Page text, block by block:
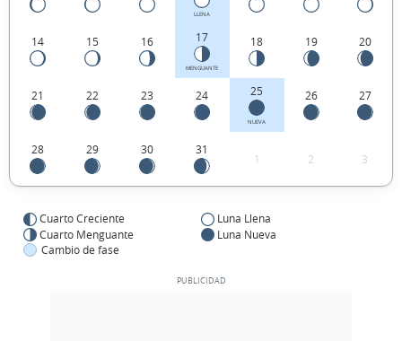
LLENA
14 15 16 17
MENGUANTE
18 19 20
21 22 23 24 25
NUEVA
26 27
28 29 30 31
1 2 3
Cuarto Creciente
Luna Llena
Cuarto Menguante
Luna Nueva
Cambio de fase